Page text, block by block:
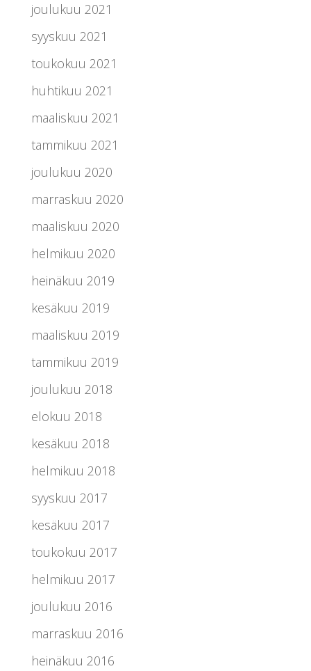
joulukuu 2021
syyskuu 2021
toukokuu 2021
huhtikuu 2021
maaliskuu 2021
tammikuu 2021
joulukuu 2020
marraskuu 2020
maaliskuu 2020
helmikuu 2020
heinäkuu 2019
kesäkuu 2019
maaliskuu 2019
tammikuu 2019
joulukuu 2018
elokuu 2018
kesäkuu 2018
helmikuu 2018
syyskuu 2017
kesäkuu 2017
toukokuu 2017
helmikuu 2017
joulukuu 2016
marraskuu 2016
heinäkuu 2016